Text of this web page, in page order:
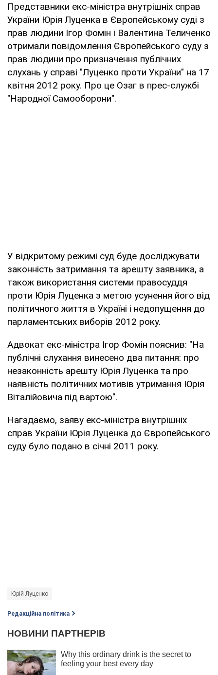
Представники екс-міністра внутрішніх справ
України Юрія Луценка в Європейському суді з
прав людини Ігор Фомін і Валентина Теличенко
отримали повідомлення Європейського суду з
прав людини про призначення публічних
слухань у справі "Луценко проти України" на 17
квітня 2012 року. Про це Озаг в прес-службі
"Народної Самооборони".
У відкритому режимі суд буде досліджувати
законність затримання та арешту заявника, а
також використання системи правосуддя
проти Юрія Луценка з метою усунення його від
політичного життя в Україні і недопущення до
парламентських виборів 2012 року.
Адвокат екс-міністра Ігор Фомін пояснив: "На
публічні слухання винесено два питання: про
незаконність арешту Юрія Луценка та про
наявність політичних мотивів утримання Юрія
Віталійовича під вартою".
Нагадаємо, заяву екс-міністра внутрішніх
справ України Юрія Луценка до Європейського
суду було подано в січні 2011 року.
Юрій Луценко
Редакційна політика